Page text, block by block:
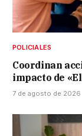
POLICIALES
Coordinan
impacto de
7 de agosto de 2026